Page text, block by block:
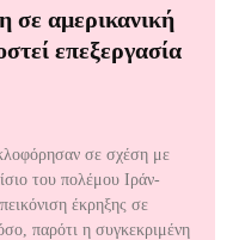
σε αμερικανική
επεξεργασία
σε σχέση με
του πολέμου Ιράν-
έκρηξης σε
παρότι η συγκεκριμένη